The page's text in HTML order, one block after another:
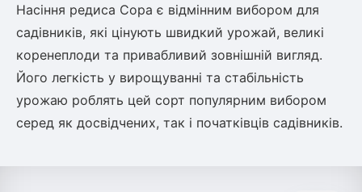
Диплоидная слива
Азіатська груша
М'ята
Лаванда
Бамбук
Пряні трави
Очиток (седум)
Вівсяниця
Барвінок
Насіння редиса Сора є відмінним вибором для
садівників, які цінують швидкий урожай, великі
коренеплоди та привабливий зовнішній вигляд.
Його легкість у вирощуванні та стабільність
урожаю роблять цей сорт популярним вибором
серед як досвідчених, так і початківців садівників.